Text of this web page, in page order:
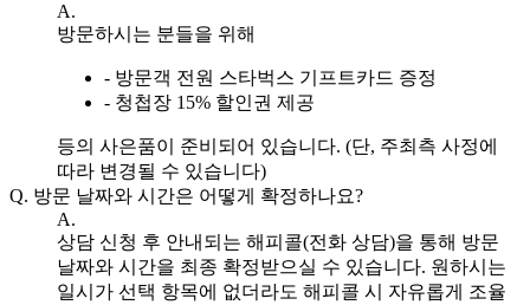
A.
방문하시는 분들을 위해
- 방문객 전원 스타벅스 기프트카드 증정
- 청첩장 15% 할인권 제공
등의 사은품이 준비되어 있습니다. (단, 주최측 사정에
따라 변경될 수 있습니다)
Q. 방문 날짜와 시간은 어떻게 확정하나요?
A.
상담 신청 후 안내되는 해피콜(전화 상담)을 통해 방문
날짜와 시간을 최종 확정받으실 수 있습니다. 원하시는
일시가 선택 항목에 없더라도 해피콜 시 자유롭게 조율